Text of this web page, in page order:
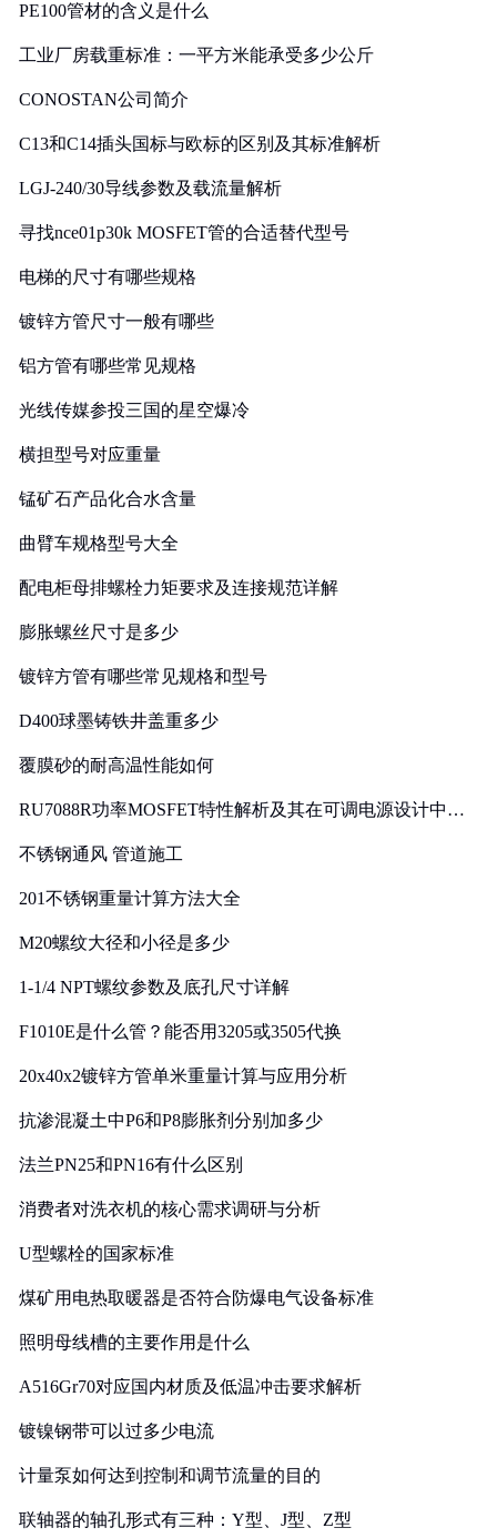
PE100管材的含义是什么
工业厂房载重标准：一平方米能承受多少公斤
CONOSTAN公司简介
C13和C14插头国标与欧标的区别及其标准解析
LGJ-240/30导线参数及载流量解析
寻找nce01p30k MOSFET管的合适替代型号
电梯的尺寸有哪些规格
镀锌方管尺寸一般有哪些
铝方管有哪些常见规格
光线传媒参投三国的星空爆冷
横担型号对应重量
锰矿石产品化合水含量
曲臂车规格型号大全
配电柜母排螺栓力矩要求及连接规范详解
膨胀螺丝尺寸是多少
镀锌方管有哪些常见规格和型号
D400球墨铸铁井盖重多少
覆膜砂的耐高温性能如何
RU7088R功率MOSFET特性解析及其在可调电源设计中的
不锈钢通风 管道施工
201不锈钢重量计算方法大全
M20螺纹大径和小径是多少
1-1/4 NPT螺纹参数及底孔尺寸详解
F1010E是什么管？能否用3205或3505代换
20x40x2镀锌方管单米重量计算与应用分析
抗渗混凝土中P6和P8膨胀剂分别加多少
法兰PN25和PN16有什么区别
消费者对洗衣机的核心需求调研与分析
U型螺栓的国家标准
煤矿用电热取暖器是否符合防爆电气设备标准
照明母线槽的主要作用是什么
A516Gr70对应国内材质及低温冲击要求解析
镀镍钢带可以过多少电流
计量泵如何达到控制和调节流量的目的
联轴器的轴孔形式有三种：Y型、J型、Z型